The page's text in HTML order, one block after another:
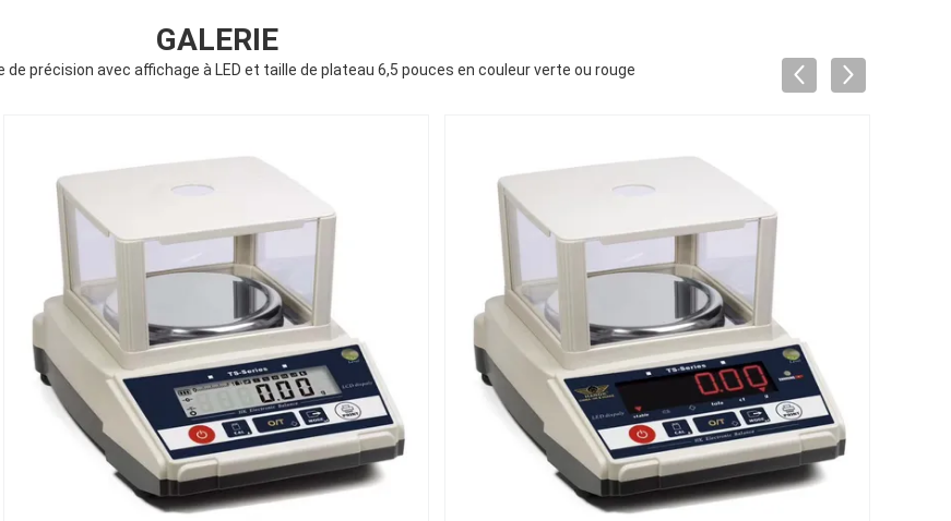
GALERIE
de précision avec affichage à LED et taille de plateau 6,5 pouces en couleur verte ou rouge